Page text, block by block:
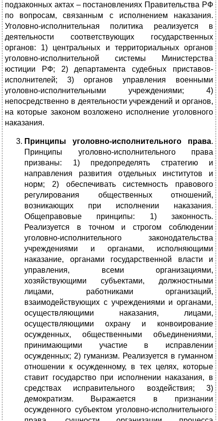
подзаконных актах – постановлениях Правительства РФ
по вопросам, связанным с исполнением наказания.
Уголовно-исполнительная политика реализуется в
деятельности соответствующих государственных
органов: 1) центральных и территориальных органов
уголовно-исполнительной системы Министерства
юстиции РФ; 2) департамента судебных приставов-
исполнителей; 3) органов управления военными
уголовно-исполнительными учреждениями; 4)
непосредственно в деятельности учреждений и органов,
на которые законом возложено исполнение уголовного
наказания.
Принципы уголовно-исполнительного права.
Принципы уголовно-исполнительного права
призваны: 1) предопределять стратегию и
направления развития отдельных институтов и
норм; 2) обеспечивать системность правового
регулирования общественных отношений,
возникающих при исполнении наказания.
Общеправовые принципы: 1) законность.
Реализуется в точном и строгом соблюдении
уголовно-исполнительного законодательства
учреждениями и органами, исполняющими
наказание, органами государственной власти и
управления, всеми организациями,
хозяйствующими субъектами, должностными
лицами, работниками организаций,
взаимодействующих с учреждениями и органами,
осуществляющими наказания, лицами,
осуществляющими охрану и конвоирование
осужденных, общественными объединениями,
принимающими участие в исправлении
осужденных; 2) гуманизм. Реализуется в гуманном
отношении к осужденному, в тех целях, которые
ставит государство при исполнении наказания, в
средствах исправительного воздействия; 3)
демократизм. Выражается в признании
осужденного субъектом уголовно-исполнительного